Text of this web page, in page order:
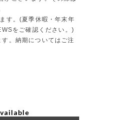
す。(夏季休暇・年末年
をご確認ください。)
。納期についてはご注